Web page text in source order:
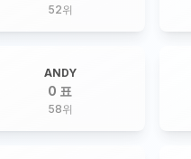
52위
ANDY
0 표
58위